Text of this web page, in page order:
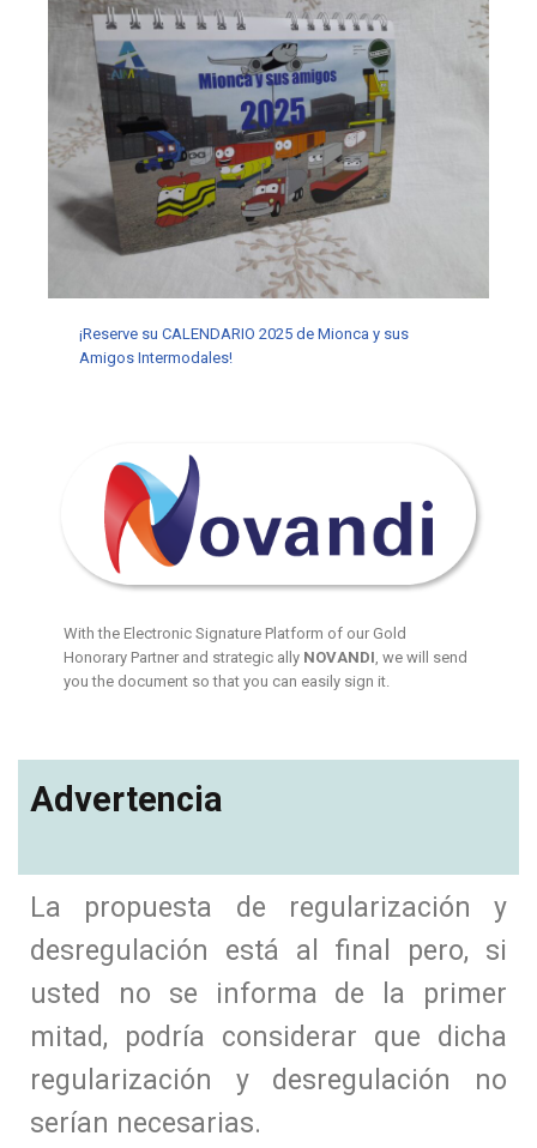
¡Reserve su CALENDARIO 2025 de Mionca y sus
Amigos Intermodales!
With the Electronic Signature Platform of our Gold
Honorary Partner and strategic ally NOVANDI, we will send
you the document so that you can easily sign it.
Advertencia
La propuesta de regularización y
desregulación está al final pero, si
usted no se informa de la primer
mitad, podría considerar que dicha
regularización y desregulación no
serían necesarias.